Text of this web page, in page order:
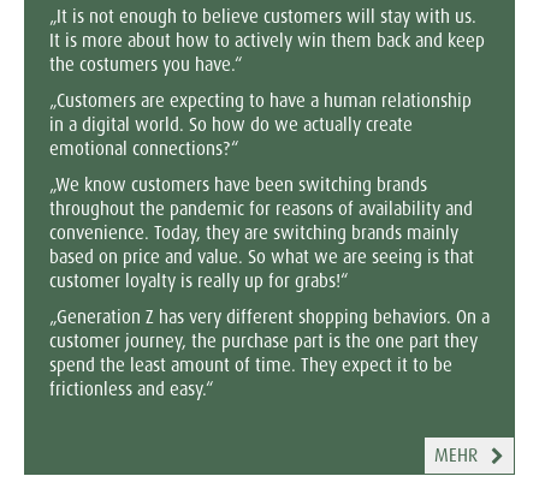
„It is not enough to believe customers will stay with us.
It is more about how to actively win them back and keep
the costumers you have.“
„Customers are expecting to have a human relationship
in a digital world. So how do we actually create
emotional connections?“
„We know customers have been switching brands
throughout the pandemic for reasons of availability and
convenience. Today, they are switching brands mainly
based on price and value. So what we are seeing is that
customer loyalty is really up for grabs!“
„Generation Z has very different shopping behaviors. On a
customer journey, the purchase part is the one part they
spend the least amount of time. They expect it to be
frictionless and easy.“
MEHR